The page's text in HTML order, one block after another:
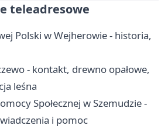
teleadresowe
Polski w Wejherowie - historia,
- kontakt, drewno opałowe,
leśna
Społecznej w Szemudzie -
i pomoc